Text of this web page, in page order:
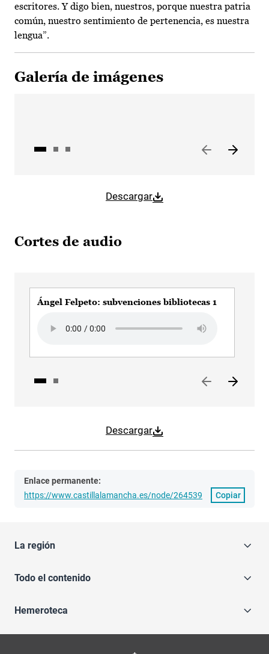
escritores. Y digo bien, nuestros, porque nuestra patria
común, nuestro sentimiento de pertenencia, es nuestra
lengua”.
Galería de imágenes
Descargar
Cortes de audio
Descargar
Ángel Felpeto: subvenciones bibliotecas 1
Enlace permanente:
https://www.castillalamancha.es/node/264539
Copiar
La región
Todo el contenido
Hemeroteca